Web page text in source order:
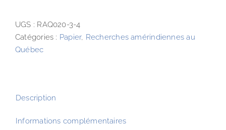
UGS : RAQ020-3-4
Catégories : Papier, Recherches amérindiennes au
Québec
Description
Informations complémentaires